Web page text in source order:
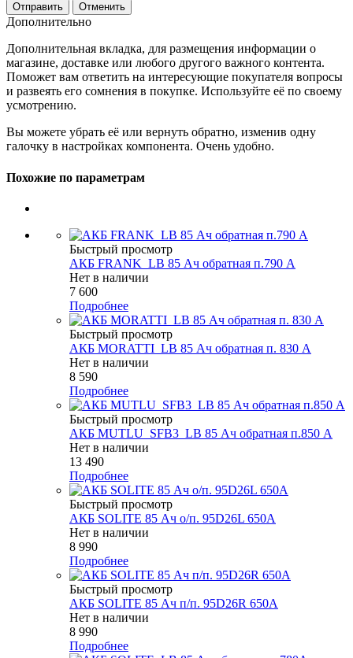
Отменить
Дополнительно
Дополнительная вкладка, для размещения информации о
магазине, доставке или любого другого важного контента.
Поможет вам ответить на интересующие покупателя вопросы
и развеять его сомнения в покупке. Используйте её по своему
усмотрению.
Вы можете убрать её или вернуть обратно, изменив одну
галочку в настройках компонента. Очень удобно.
Похожие по параметрам
Быстрый просмотр
АКБ FRANK_LB 85 Ач обратная п.790 А
Нет в наличии
7 600
Подробнее
Быстрый просмотр
АКБ MORATTI_LB 85 Ач oбратная п. 830 А
Нет в наличии
8 590
Подробнее
Быстрый просмотр
АКБ MUTLU_SFB3_LB 85 Ач обратная п.850 А
Нет в наличии
13 490
Подробнее
Быстрый просмотр
АКБ SOLITE 85 Ач о/п. 95D26L 650А
Нет в наличии
8 990
Подробнее
Быстрый просмотр
АКБ SOLITE 85 Ач п/п. 95D26R 650А
Нет в наличии
8 990
Подробнее